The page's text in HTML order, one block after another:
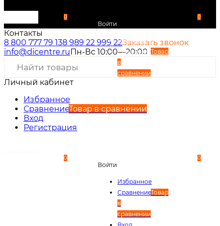
0
Войти
Избранное
Сравнение Товар
в
сравнении
0
Контакты
8 800 777 79 138 989 22 999 22Заказать звонок
info@dicentre.ruПн-Вс 10:00—20:00
Личный кабинет
Избранное
СравнениеТовар в сравнении
Вход
Регистрация
0
Войти
Избранное
СравнениеТовар
в
сравнении
0